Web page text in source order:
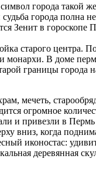
города такой
города полна
Зенит в
старого центра.
В доме
границы города
мечеть,
огромное
и привезли в
вниз, когда
иконостас:
деревянная